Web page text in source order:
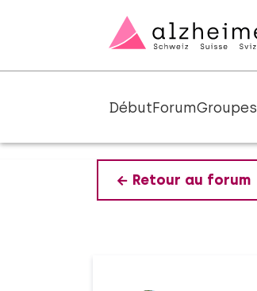
DébutForumGroupes
Retour au forum